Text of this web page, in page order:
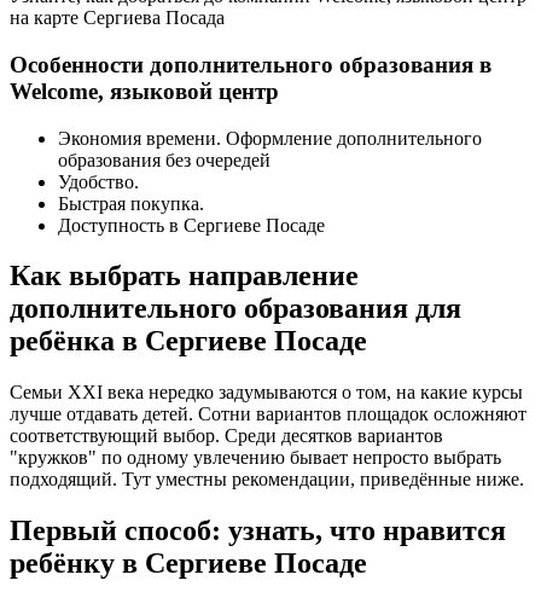
на карте Сергиева Посада
Особенности дополнительного образования в
Welcome, языковой центр
Экономия времени. Оформление дополнительного
образования без очередей
Удобство.
Быстрая покупка.
Доступность в Сергиеве Посаде
Как выбрать направление
дополнительного образования для
ребёнка в Сергиеве Посаде
Семьи XXI века нередко задумываются о том, на какие курсы
лучше отдавать детей. Сотни вариантов площадок осложняют
соответствующий выбор. Среди десятков вариантов
"кружков" по одному увлечению бывает непросто выбрать
подходящий. Тут уместны рекомендации, приведённые ниже.
Первый способ: узнать, что нравится
ребёнку в Сергиеве Посаде